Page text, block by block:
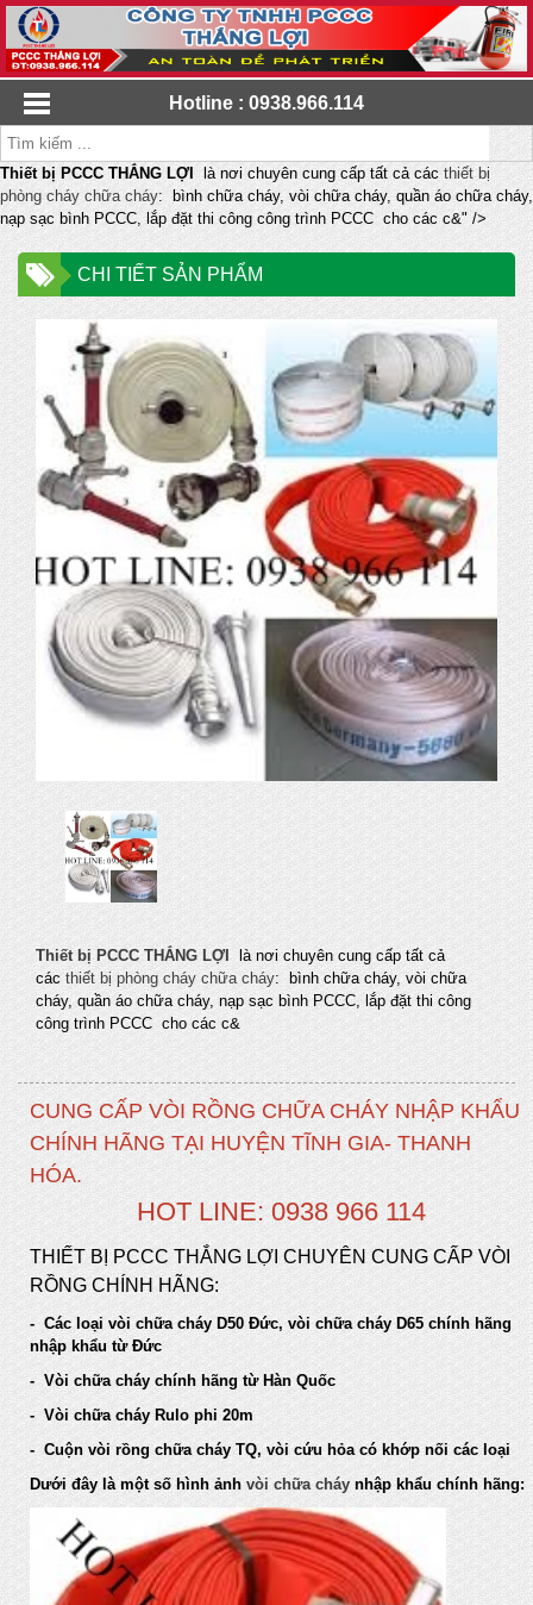
Hotline : 0938.966.114
Thiết bị PCCC THẮNG LỢI là nơi chuyên cung cấp tất cả các thiết bị
phòng cháy chữa cháy: bình chữa cháy, vòi chữa cháy, quần áo chữa cháy,
nạp sạc bình PCCC, lắp đặt thi công công trình PCCC cho các c&" />
CHI TIẾT SẢN PHẨM
Thiết bị PCCC THẮNG LỢI
là nơi chuyên cung cấp tất cả
các thiết bị phòng cháy chữa cháy: bình chữa cháy, vòi chữa
cháy, quần áo chữa cháy, nạp sạc bình PCCC, lắp đặt thi công
công trình PCCC cho các c&
CUNG CẤP VÒI RỒNG CHỮA CHÁY NHẬP KHẨU
CHÍNH HÃNG TẠI HUYỆN TĨNH GIA- THANH
HÓA.
HOT LINE: 0938 966 114
THIẾT BỊ PCCC THẮNG LỢI CHUYÊN CUNG CẤP VÒI
RỒNG CHÍNH HÃNG:
- Các loại vòi chữa cháy D50 Đức, vòi chữa cháy D65 chính hãng
nhập khẩu từ Đức
- Vòi chữa cháy chính hãng từ Hàn Quốc
- Vòi chữa cháy Rulo phi 20m
- Cuộn vòi rồng chữa cháy TQ, vòi cứu hỏa có khớp nối các loại
Dưới đây là một số hình ảnh vòi chữa cháy nhập khẩu chính hãng: